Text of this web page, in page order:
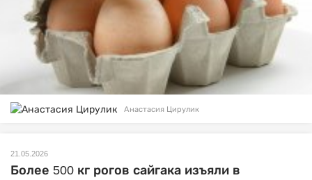
Анастасия Цирулик
21.05.2026
Более 500 кг рогов сайгака изъяли в